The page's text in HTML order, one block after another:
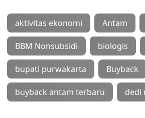
aktivitas ekonomi Antam
BBM Nonsubsidi biologis
bupati purwakarta Buyback
buyback antam terbaru dedi